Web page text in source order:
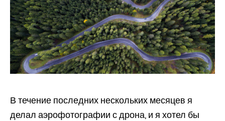
В течение последних нескольких месяцев я
делал аэрофотографии с дрона, и я хотел бы